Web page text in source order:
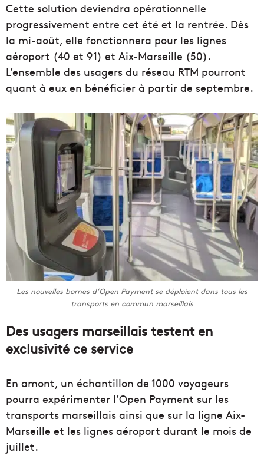
Cette solution deviendra opérationnelle
progressivement entre cet été et la rentrée. Dès
la mi-août, elle fonctionnera pour les lignes
aéroport (40 et 91) et Aix-Marseille (50).
L’ensemble des usagers du réseau RTM pourront
quant à eux en bénéficier à partir de septembre.
Les nouvelles bornes d’Open Payment se déploient dans tous les
transports en commun marseillais
Des usagers marseillais testent en
exclusivité ce service
En amont, un échantillon de 1000 voyageurs
pourra expérimenter l’Open Payment sur les
transports marseillais ainsi que sur la ligne Aix-
Marseille et les lignes aéroport durant le mois de
juillet.